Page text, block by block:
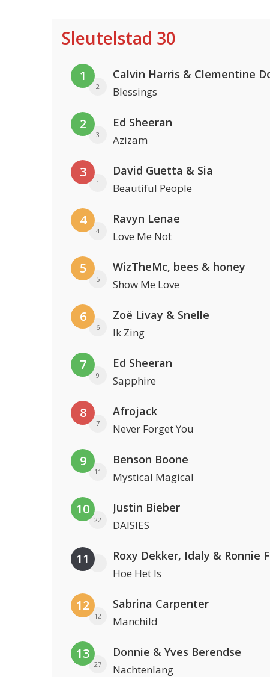
Sleutelstad 30
1
2
Calvin Harris & Clementine
Blessings
2
3
Ed Sheeran
Azizam
3
1
David Guetta & Sia
Beautiful People
4
4
Ravyn Lenae
Love Me Not
5
5
WizTheMc, bees & honey
Show Me Love
6
6
Zoë Livay & Snelle
Ik Zing
7
9
Ed Sheeran
Sapphire
8
7
Afrojack
Never Forget You
9
11
Benson Boone
Mystical Magical
10
22
Justin Bieber
DAISIES
11 Roxy Dekker, Idaly & Ronnie
Hoe Het Is
12
12
Sabrina Carpenter
Manchild
13
27
Donnie & Yves Berendse
Nachtenlang